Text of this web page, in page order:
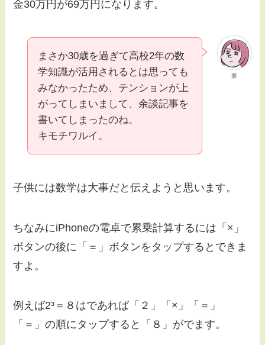
金30万円が69万円になります。
妻
まさか30歳を過ぎて高校2年の数
学知識が活用されるとは思っても
みなかったため、テンションが上
がってしまいまして、余談記事を
書いてしまったのね。
キモチワルイ。
子供には数学は大事だと伝えようと思います。
ちなみにiPhoneの電卓で累乗計算するには「×」
ボタンの後に「＝」ボタンをタップするとできま
すよ。
例えば2³＝８はであれば「２」「×」「＝」
「＝」の順にタップすると「８」がでます。